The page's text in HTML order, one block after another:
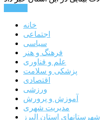
خانه
اجتماعی
سیاسی
فرهنگ و هنر
علم و فناوری
پزشکی و سلامت
اقتصادی
ورزشی
آموزش و پرورش
مدیریت شهری
شهرستانهای استان البرز